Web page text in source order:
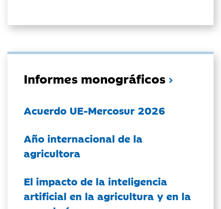
Informes monográficos
Acuerdo UE-Mercosur 2026
Año internacional de la
agricultora
El impacto de la inteligencia
artificial en la agricultura y en la